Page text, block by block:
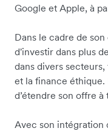
Google et Apple, à
Dans le cadre de
d'investir dans plus
dans divers
et la finance éthique.
d’étendre son offre à
Avec son intégration